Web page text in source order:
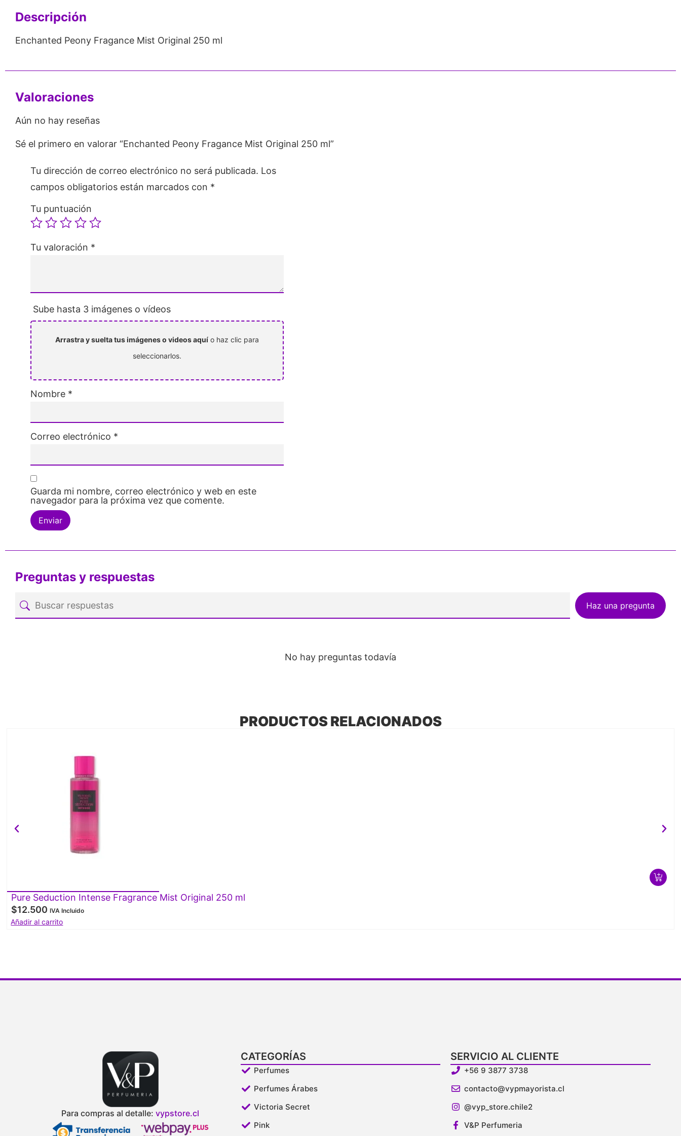
Descripción
Enchanted Peony Fragance Mist Original 250 ml
Valoraciones
Aún no hay reseñas
Sé el primero en valorar “Enchanted Peony Fragance Mist Original 250 ml”
Tu dirección de correo electrónico no será publicada. Los
campos obligatorios están marcados con *
Tu puntuación
Tu valoración *
Sube hasta 3 imágenes o vídeos
Arrastra y suelta tus imágenes o videos aquí o haz clic para
seleccionarlos.
Nombre *
Correo electrónico *
Guarda mi nombre, correo electrónico y web en este
navegador para la próxima vez que comente.
Preguntas y respuestas
Haz una pregunta
No hay preguntas todavía
PRODUCTOS RELACIONADOS
Pure Seduction Intense Fragrance Mist Original 250 ml
$12.500 IVA Incluido
Añadir al carrito
Para compras al detalle:vypstore.cl
CATEGORÍAS
Perfumes
Perfumes Árabes
Victoria Secret
Pink
SERVICIO AL CLIENTE
+56 9 3877 3738
contacto@vypmayorista.cl
@vyp_store.chile2
V&P Perfumeria